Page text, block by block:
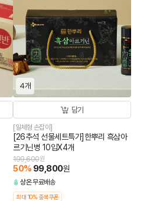
4개
담기
[일체형 손잡이]
[26추석 선물세트특가]한뿌리 흑삼아
르기닌병 10입X4개
199,600원
50% 99,800원
상온무료배송
최대 10% 중복쿠폰